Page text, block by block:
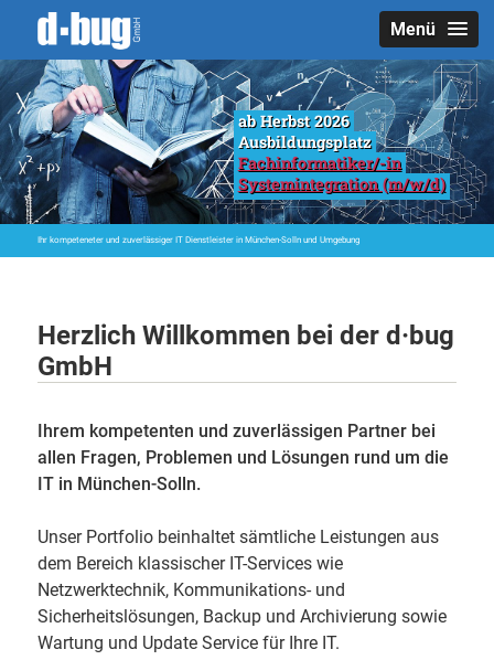
Menü
ab Herbst 2026
Ausbildungsplatz
Fachinformatiker/-in
Systemintegration (m/w/d)
Ihr kompeteneter und zuverlässiger IT Dienstleister in München-Solln und Umgebung
Herzlich Willkommen bei der d·bug
GmbH
Ihrem kompetenten und zuverlässigen Partner bei
allen Fragen, Problemen und Lösungen rund um die
IT in München-Solln.
Unser Portfolio beinhaltet sämtliche Leistungen aus
dem Bereich klassischer IT-Services wie
Netzwerktechnik, Kommunikations- und
Sicherheitslösungen, Backup und Archivierung sowie
Wartung und Update Service für Ihre IT.